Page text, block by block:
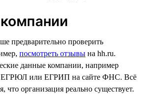
предварительно проверить
посмотреть отзывы на hh.ru.
данные компании, например
ЕГРЮЛ или ЕГРИП на сайте ФНС. Всё
что организация реально существует.